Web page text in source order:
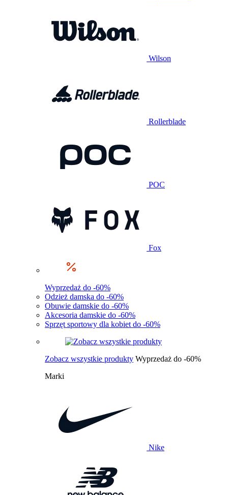
Wilson
Rollerblade
POC
Fox
Wyprzedaż do -60%
Odzież damska do -60%
Obuwie damskie do -60%
Akcesoria damskie do -60%
Sprzęt sportowy dla kobiet do -60%
Zobacz wszystkie produkty Wyprzedaż do -60%
Marki
Nike